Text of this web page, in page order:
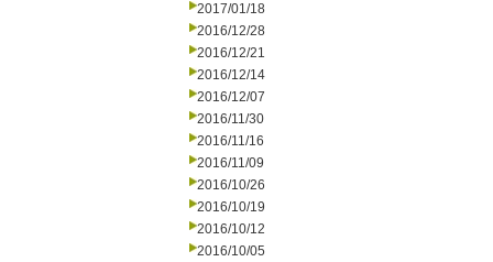
2017/01/18
2016/12/28
2016/12/21
2016/12/14
2016/12/07
2016/11/30
2016/11/16
2016/11/09
2016/10/26
2016/10/19
2016/10/12
2016/10/05